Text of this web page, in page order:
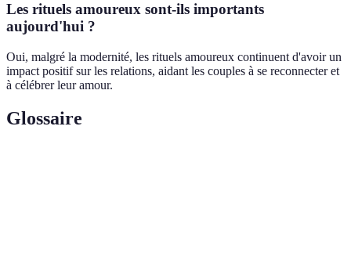
Les rituels amoureux sont-ils importants
aujourd'hui ?
Oui, malgré la modernité, les rituels amoureux continuent d'avoir un
impact positif sur les relations, aidant les couples à se reconnecter et
à célébrer leur amour.
Glossaire